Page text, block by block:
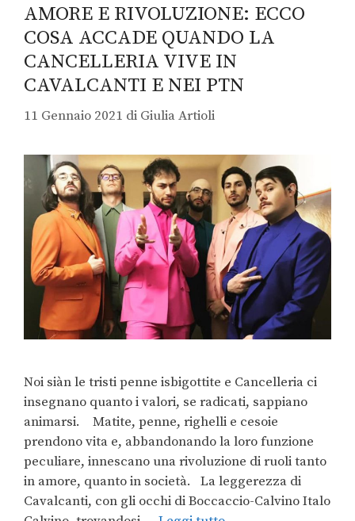
AMORE E RIVOLUZIONE: ECCO
COSA ACCADE QUANDO LA
CANCELLERIA VIVE IN
CAVALCANTI E NEI PTN
11 Gennaio 2021 di Giulia Artioli
Noi siàn le tristi penne isbigottite e Cancelleria ci
insegnano quanto i valori, se radicati, sappiano
animarsi. Matite, penne, righelli e cesoie
prendono vita e, abbandonando la loro funzione
peculiare, innescano una rivoluzione di ruoli tanto
in amore, quanto in società. La leggerezza di
Cavalcanti, con gli occhi di Boccaccio-Calvino Italo